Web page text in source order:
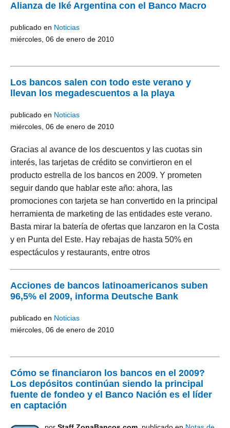
Alianza de Iké Argentina con el Banco Macro
publicado en Noticias
miércoles, 06 de enero de 2010
Los bancos salen con todo este verano y
llevan los megadescuentos a la playa
publicado en Noticias
miércoles, 06 de enero de 2010
Gracias al avance de los descuentos y las cuotas sin
interés, las tarjetas de crédito se convirtieron en el
producto estrella de los bancos en 2009. Y prometen
seguir dando que hablar este año: ahora, las
promociones con tarjeta se han convertido en la principal
herramienta de marketing de las entidades este verano.
Basta mirar la batería de ofertas que lanzaron en la Costa
y en Punta del Este. Hay rebajas de hasta 50% en
espectáculos y restaurants, entre otros
Acciones de bancos latinoamericanos suben
96,5% el 2009, informa Deutsche Bank
publicado en Noticias
miércoles, 06 de enero de 2010
Cómo se financiaron los bancos en el 2009?
Los depósitos continúan siendo la principal
fuente de fondeo y el Banco Nación es el líder
en captación